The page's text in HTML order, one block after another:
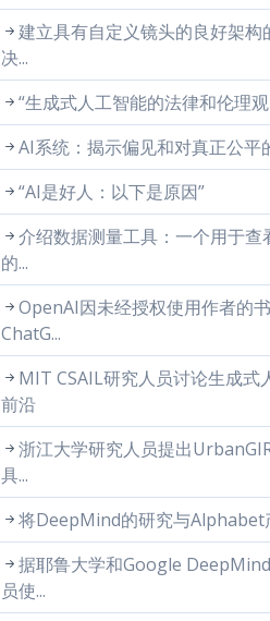
建立具有自定义镜头的良好架构
决...
“生成式人工智能的法律和伦理
AI系统：揭示偏见和对真正公平
“AI是好人：以下是原因”
介绍数据测量工具：一个用于查
的...
OpenAI因未经授权使用作者的
ChatG...
MIT CSAIL研究人员讨论生成式
前沿
浙江大学研究人员提出
具...
将DeepMind的研究与Alphabet
据耶鲁大学和Google
员使...